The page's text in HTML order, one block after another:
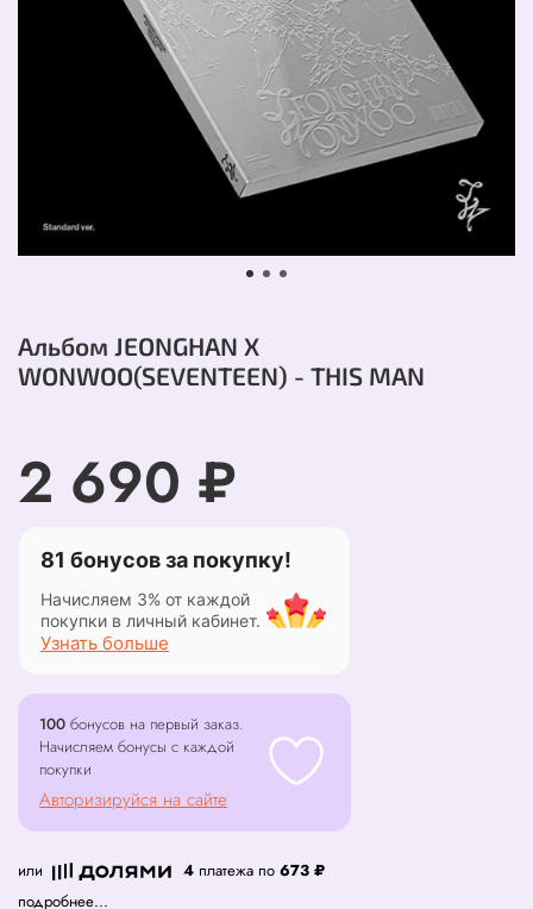
Альбом JEONGHAN X
WONWOO(SEVENTEEN) - THIS MAN
2 690 ₽
81 бонусов за покупку!
Начисляем 3% от каждой
покупки в личный кабинет.
Узнать больше
100 бонусов на первый заказ.
Начисляем бонусы с каждой
покупки
Авторизируйся на сайте
или 4 платежа по 673 ₽
подробнее...